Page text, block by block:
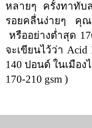
หลายๆ ครั้งทาทับ
รอยคลื่นง่ายๆ คุ
หรืออย่างต่ำสุด
จะเขียนไว้ว่า Acid
140 ปอนด์ ในเมือ
170-210 gsm )